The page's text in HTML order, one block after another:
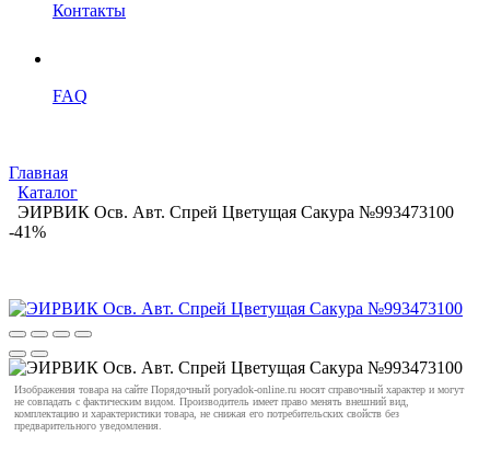
Контакты
FAQ
Главная
Каталог
ЭИРВИК Осв. Авт. Спрей Цветущая Сакура №993473100
-41%
Изображения товара на сайте Порядочный poryadok-online.ru носят справочный характер и могут
не совпадать с фактическим видом. Производитель имеет право менять внешний вид,
комплектацию и характеристики товара, не снижая его потребительских свойств без
предварительного уведомления.